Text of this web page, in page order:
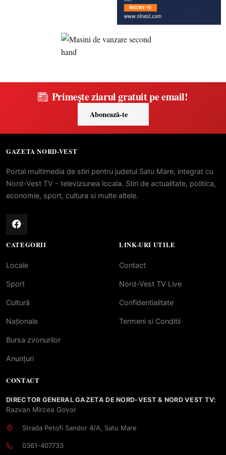
Primește ziarul gratuit pe email!
Abonează-te
GAZETA NORD-VEST
Portal multimedia de stiri pentru judetul Satu Mare, integrat cu
Nord-Vest TV - televiziunea locala. Stiri de actualitate, politica,
economie, sport, cultura si multe altele.
CATEGORII
Locale
Sport
Cultură
Naționale
Bursa zvonurilor
Anunțuri
LINK-URI UTILE
Contact
Nord-Vest TV Live
Confidentialitate
Termeni si Conditii
CONTACT
DIRECTOR GENERAL GAZETA DE NORD-VEST & NORD VEST TV:
Razvan Mircea Govor
Strada Petofi Sandor 4/A, Satu Mare
0361-407733